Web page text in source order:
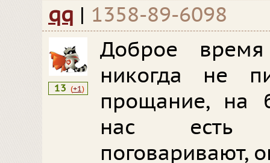
qq | 1358-89-6098
13 (+1)
Доброе
никогда не
прощание, на
нас есть
поговаривают,